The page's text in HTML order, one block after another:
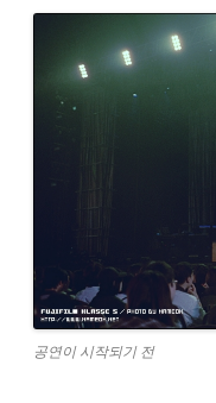
공연이 시작되기 전